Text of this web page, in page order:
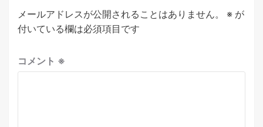
メールアドレスが公開されることはありません。 ※ が
付いている欄は必須項目です
コメント ※